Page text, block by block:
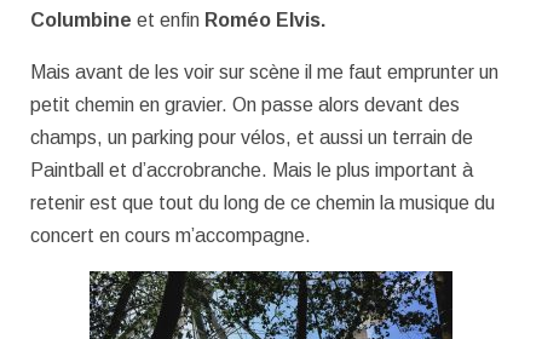
Columbine et enfin Roméo Elvis.
Mais avant de les voir sur scène il me faut emprunter un
petit chemin en gravier. On passe alors devant des
champs, un parking pour vélos, et aussi un terrain de
Paintball et d’accrobranche. Mais le plus important à
retenir est que tout du long de ce chemin la musique du
concert en cours m’accompagne.